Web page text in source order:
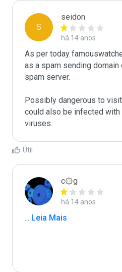
S
seidon
há 14 anos
As per today
as a spam sending
spam server.
Possibly dangerous to
could also be infected
viruses.
Útil
c۞g
há 14 anos
... Leia Mais